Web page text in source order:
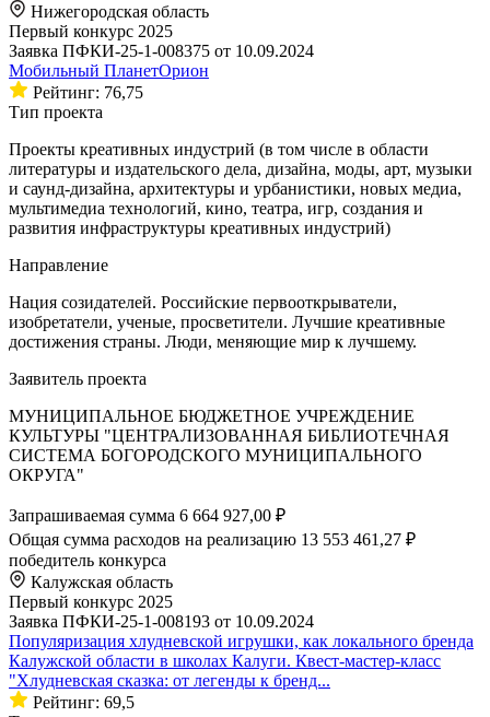
Нижегородская область
Первый конкурс 2025
Заявка ПФКИ-25-1-008375 от 10.09.2024
Мобильный ПланетОрион
Рейтинг: 76,75
Тип проекта
Проекты креативных индустрий (в том числе в области
литературы и издательского дела, дизайна, моды, арт, музыки
и саунд-дизайна, архитектуры и урбанистики, новых медиа,
мультимедиа технологий, кино, театра, игр, создания и
развития инфраструктуры креативных индустрий)
Направление
Нация созидателей. Российские первооткрыватели,
изобретатели, ученые, просветители. Лучшие креативные
достижения страны. Люди, меняющие мир к лучшему.
Заявитель проекта
МУНИЦИПАЛЬНОЕ БЮДЖЕТНОЕ УЧРЕЖДЕНИЕ
КУЛЬТУРЫ "ЦЕНТРАЛИЗОВАННАЯ БИБЛИОТЕЧНАЯ
СИСТЕМА БОГОРОДСКОГО МУНИЦИПАЛЬНОГО
ОКРУГА"
Запрашиваемая сумма 6 664 927,00 ₽
Общая сумма расходов на реализацию 13 553 461,27 ₽
победитель конкурса
Калужская область
Первый конкурс 2025
Заявка ПФКИ-25-1-008193 от 10.09.2024
Популяризация хлудневской игрушки, как локального бренда
Калужской области в школах Калуги. Квест-мастер-класс
"Хлудневская сказка: от легенды к бренд...
Рейтинг: 69,5